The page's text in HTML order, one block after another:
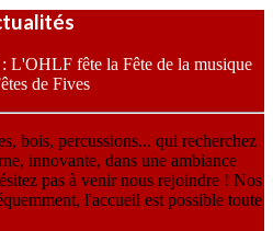
L'OHLF fête la Fête de la musique
de Fives
bois, percussions... qui recherchez
innovante, dans une ambiance
pas à venir nous rejoindre ! Nos
l'accueil est possible toute